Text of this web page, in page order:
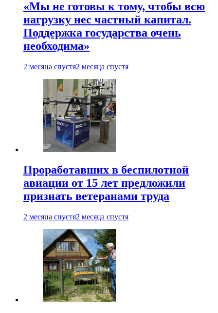
«Мы не готовы к тому, чтобы всю
нагрузку нес частный капитал.
Поддержка государства очень
необходима»
2 месяца спустя2 месяца спустя
Проработавших в беспилотной
авиации от 15 лет предложили
признать ветеранами труда
2 месяца спустя2 месяца спустя